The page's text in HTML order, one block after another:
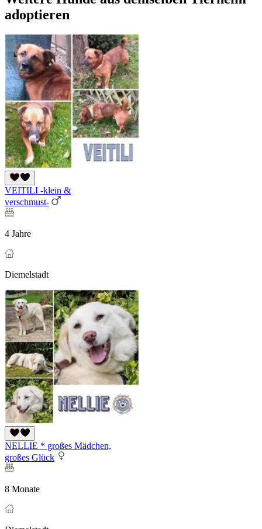
adoptieren
VEITILI -klein &
verschmust-
4 Jahre
Diemelstadt
NELLIE * großes Mädchen,
großes Glück
8 Monate